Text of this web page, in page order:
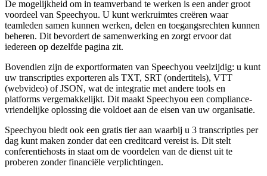
De mogelijkheid om in teamverband te werken is een ander groot
voordeel van Speechyou. U kunt werkruimtes creëren waar
teamleden samen kunnen werken, delen en toegangsrechten kunnen
beheren. Dit bevordert de samenwerking en zorgt ervoor dat
iedereen op dezelfde pagina zit.
Bovendien zijn de exportformaten van Speechyou veelzijdig: u kunt
uw transcripties exporteren als TXT, SRT (ondertitels), VTT
(webvideo) of JSON, wat de integratie met andere tools en
platforms vergemakkelijkt. Dit maakt Speechyou een compliance-
vriendelijke oplossing die voldoet aan de eisen van uw organisatie.
Speechyou biedt ook een gratis tier aan waarbij u 3 transcripties per
dag kunt maken zonder dat een creditcard vereist is. Dit stelt
conferentiehosts in staat om de voordelen van de dienst uit te
proberen zonder financiële verplichtingen.